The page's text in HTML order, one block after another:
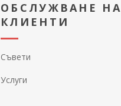
ОБСЛУЖВАНЕ НА
КЛИЕНТИ
Съвети
Услуги